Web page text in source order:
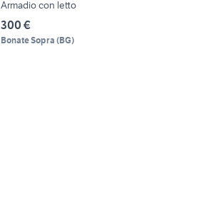
Armadio con letto
300 €
Bonate Sopra (BG)